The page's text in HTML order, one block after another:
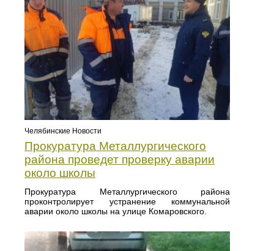
Челябинские Новости
Прокуратура Металлургического
района проведет проверку аварии
около школы
Прокуратура Металлургического района
проконтролирует устранение коммунальной
аварии около школы на улице Комаровского.